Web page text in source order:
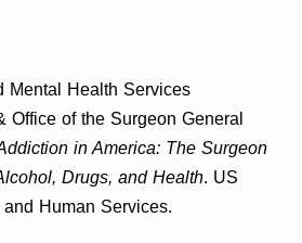
Mental Health Services
Office of the Surgeon General
in America: The Surgeon
Drugs, and Health. US
Human Services.